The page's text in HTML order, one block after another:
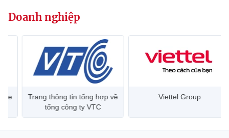
Vietnamese
BỘ KHOA HỌC VÀ CÔNG NGHỆ
Điều khoản sử dụng Theo dõi MST:
Doanh nghiệp
Trang thông tin tổng hợp về
tổng công ty VTC
Viettel Group